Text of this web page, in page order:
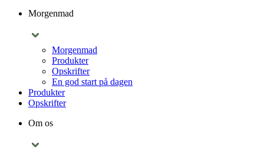
Morgenmad
Morgenmad
Produkter
Opskrifter
En god start på dagen
Produkter
Opskrifter
Om os